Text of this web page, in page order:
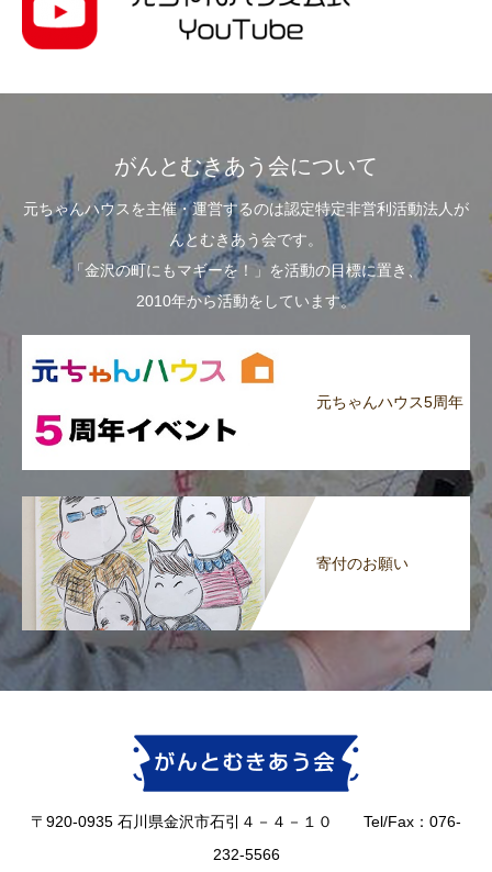
がんとむきあう会について
元ちゃんハウスを主催・運営するのは認定特定非営利活動法人が
んとむきあう会です。
「金沢の町にもマギーを！」を活動の目標に置き、
2010年から活動をしています。
元ちゃんハウス5周年
寄付のお願い
〒920-0935 石川県金沢市石引４－４－１０ Tel/Fax：076-
232-5566